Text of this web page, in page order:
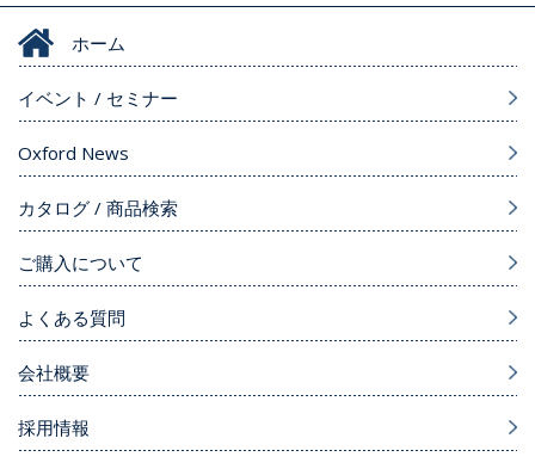
ホーム
イベント / セミナー
Oxford News
カタログ / 商品検索
ご購入について
よくある質問
会社概要
採用情報